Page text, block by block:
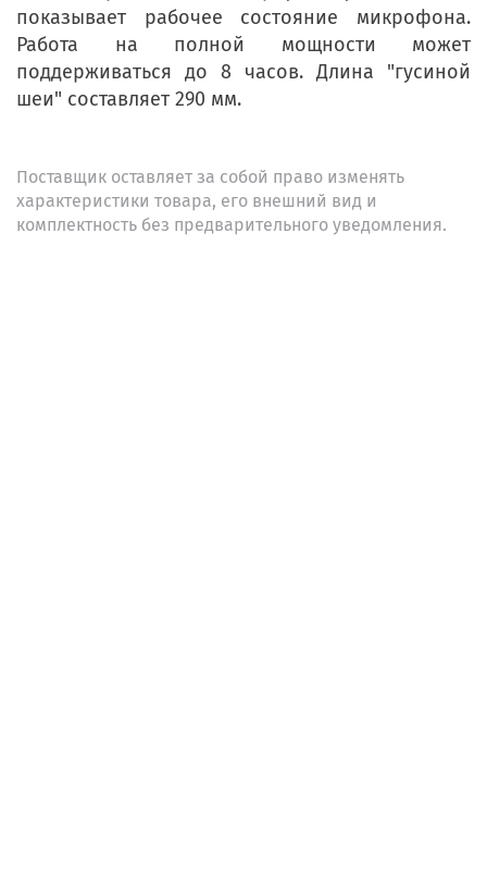
показывает рабочее состояние микрофона.
Работа на полной мощности может
поддерживаться до 8 часов. Длина "гусиной
шеи" составляет 290 мм.
Поставщик оставляет за собой право изменять
характеристики товара, его внешний вид и
комплектность без предварительного уведомления.